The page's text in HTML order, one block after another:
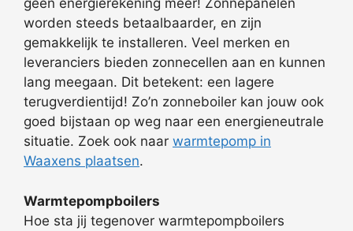
geen energierekening meer! Zonnepanelen
worden steeds betaalbaarder, en zijn
gemakkelijk te installeren. Veel merken en
leveranciers bieden zonnecellen aan en kunnen
lang meegaan. Dit betekent: een lagere
terugverdientijd! Zo’n zonneboiler kan jouw ook
goed bijstaan op weg naar een energieneutrale
situatie. Zoek ook naar warmtepomp in
Waaxens plaatsen.
Warmtepompboilers
Hoe sta jij tegenover warmtepompboilers